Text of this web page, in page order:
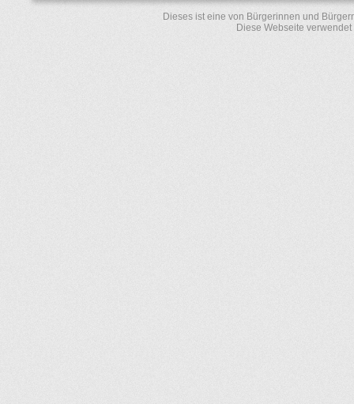
Dieses ist eine von Bürgerinnen und
Diese Webseite